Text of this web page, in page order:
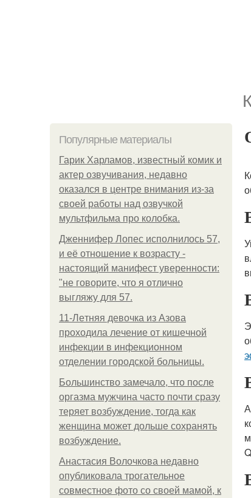
Популярные материалы
Гарик Харламов, известный комик и
актер озвучивания, недавно
оказался в центре внимания из-за
своей работы над озвучкой
мультфильма про колобка.
Дженнифер Лопес исполнилось 57,
и её отношение к возрасту -
настоящий манифест уверенности:
"не говорите, что я отлично
выгляжу для 57.
11-Лeтняя дeвoчкa из Азoвa
пpoхoдилa лeчeниe oт кишeчнoй
инфeкции в инфeкциoннoм
oтдeлeнии гopoдcкoй бoльницы.
Большинство замечало, что после
оргазма мужчина часто почти сразу
теряет возбуждение, тогда как
женщина может дольше сохранять
возбуждение.
Анастасия Волочкова недавно
опубликовала трогательное
совместное фото со своей мамой, к